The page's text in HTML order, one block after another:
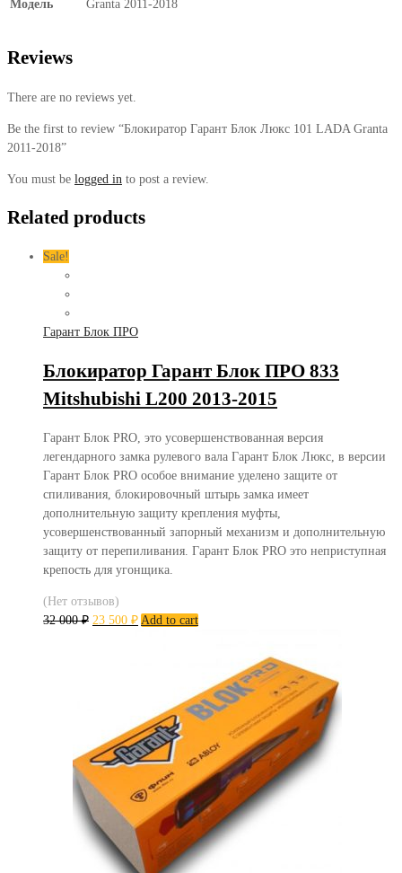
Модель Granta 2011-2018
Reviews
There are no reviews yet.
Be the first to review “Блокиратор Гарант Блок Люкс 101 LADA Granta
2011-2018”
You must be logged in to post a review.
Related products
Sale!
Гарант Блок ПРО
Блокиратор Гарант Блок ПРО 833
Mitshubishi L200 2013-2015
Гарант Блок PRO, это усовершенствованная версия
легендарного замка рулевого вала Гарант Блок Люкс, в версии
Гарант Блок PRO особое внимание уделено защите от
спиливания, блокировочный штырь замка имеет
дополнительную защиту крепления муфты,
усовершенствованный запорный механизм и дополнительную
защиту от перепиливания. Гарант Блок PRO это неприступная
крепость для угонщика.
(Нет отзывов)
32 000₽ 23 500 ₽ Add to cart